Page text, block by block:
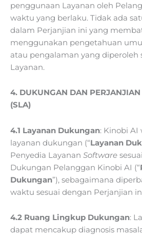
penggunaan Layanan oleh
waktu yang berlaku. Tidak ada
dalam Perjanjian ini yang
menggunakan pengetahuan
atau pengalaman yang diperoleh
Layanan.
4. DUKUNGAN DAN PERJANJIAN
(SLA)
4.1 Layanan Dukungan: Kinobi
layanan dukungan (“Layanan
Penyedia Layanan Software
Dukungan Pelanggan Kinobi AI (“
Dukungan”), sebagaimana
waktu sesuai dengan Perjanjian
4.2 Ruang Lingkup Dukungan:
dapat mencakup diagnosis